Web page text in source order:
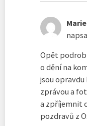
Opět
o dění na
jsou
zprávou a
a zpříjemnit
pozdravů z